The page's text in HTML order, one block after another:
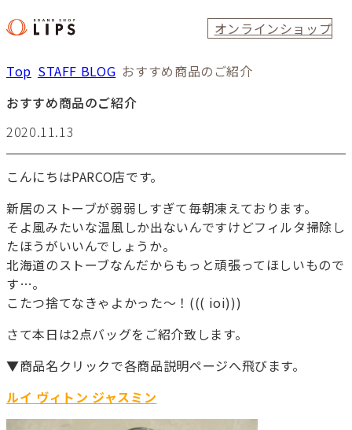
オンラインショップ
Top STAFF BLOG おすすめ商品のご紹介
おすすめ商品のご紹介
2020.11.13
こんにちはPARCO店です。
新居のストーブが弱弱しすぎて毎朝凍えております。
そよ風みたいな温風しか出ないんですけどフィルタ掃除し
たほうがいいんでしょうか。
北海道のストーブなんだからもっと頑張ってほしいもので
す…。
こたつ捨てなきゃよかった～！((( ioi)))
さて本日は2点バッグをご紹介致します。
▼商品名クリックで各商品説明ページへ飛びます。
ルイ ヴィトン ジャスミン